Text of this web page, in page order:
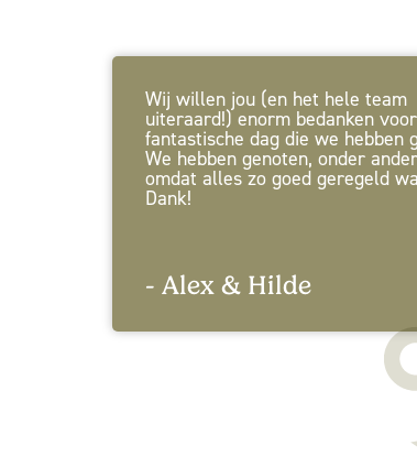
Wij willen jou (en het hele team
uiteraard!) enorm bedanken
fantastische dag die we hebben
We hebben genoten, onder
omdat alles zo goed geregeld
Dank!
- Alex & Hilde